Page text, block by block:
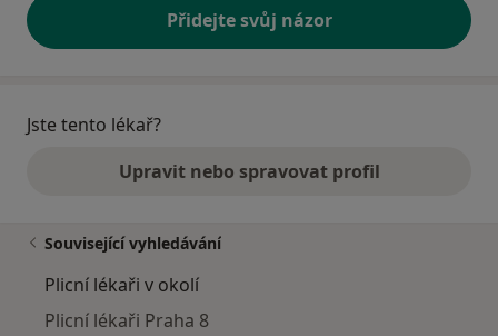
Přidejte svůj názor
Jste tento lékař?
Upravit nebo spravovat profil
Související vyhledávání
Plicní lékaři v okolí
Plicní lékaři Praha 8